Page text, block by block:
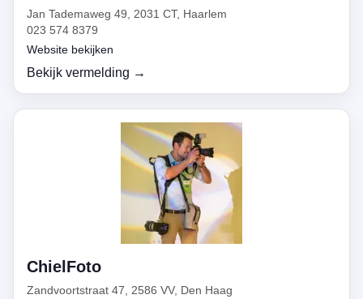
Jan Tademaweg 49, 2031 CT, Haarlem
023 574 8379
Website bekijken
Bekijk vermelding →
ChielFoto
Zandvoortstraat 47, 2586 VV, Den Haag